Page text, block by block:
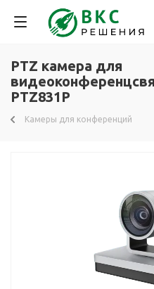
PTZ камера для
PTZ831P
Камеры для конференций